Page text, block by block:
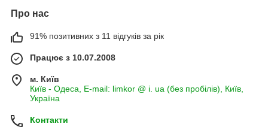
Про нас
91% позитивних з 11 відгуків за рік
Працює з 10.07.2008
м. Київ
Київ - Одеса, E-mail: limkor @ i. ua (без пробілів), Київ,
Україна
Контакти